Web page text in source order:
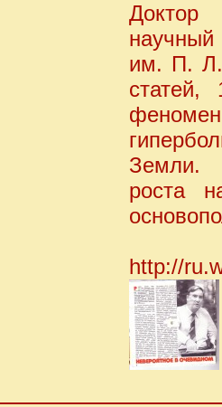
Доктор
им. П. Л.
статей,
Земли.
роста
http://